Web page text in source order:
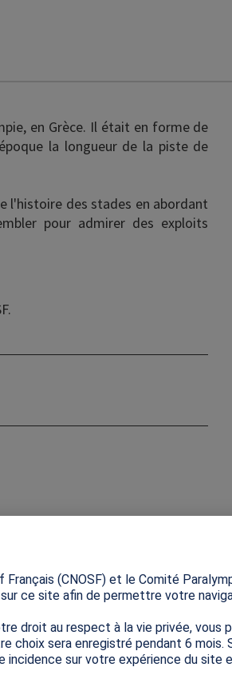
en Grèce. Il était en forme de
la longueur de la piste de
l'histoire des stades en abordant
pour admirer des exploits
des Jeux
Image
(CNOSF) et le Comité
ce site afin de permettre votre
droit au respect à la vie privée, vous
choix sera enregistré pendant 6 mois.
sur votre expérience du site